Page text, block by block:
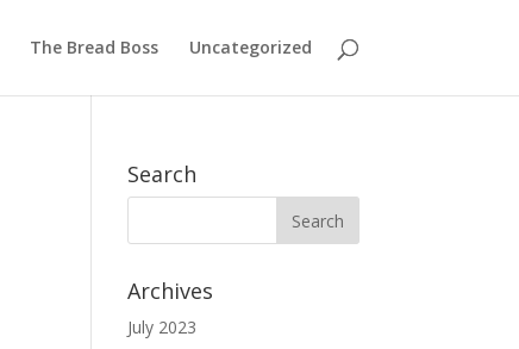
The Bread Boss Uncategorized
Search
Archives
July 2023